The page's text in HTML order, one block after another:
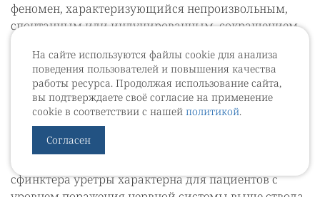
На сайте используются файлы cookie для анализа
поведения пользователей и повышения качества
работы ресурса. Продолжая использование сайта,
вы подтверждаете своё согласие на применение
cookie в соответствии с нашей политикой.
Согласен
феномен, характеризующийся непроизвольным,
спонтанным или индуцированным, сокращением
гиперактивность детрузора регистрируется у лиц с
установленным неврологическим диагнозом, она
считается нейрогенной (НДГ – нейрогенная
детрузорная гиперактивность), если
неврологическая патология отсутствует –
идиопатической. НДГ в сочетании с нормальной
функцией как внутреннего, так и наружного
сфинктера уретры характерна для пациентов с